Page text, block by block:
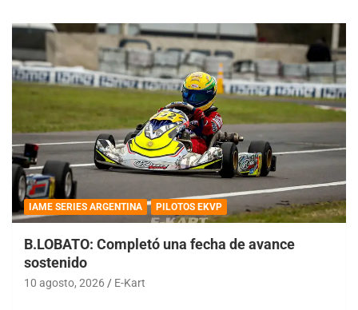
IAME SERIES ARGENTINA PILOTOS EKVP
B.LOBATO: Completó una fecha de avance
sostenido
10 agosto, 2026 E-Kart